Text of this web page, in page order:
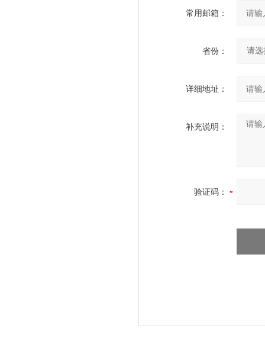
常用邮箱：
省份：
详细地址：
补充说明：
验证码：